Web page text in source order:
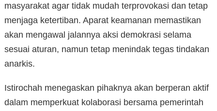
masyarakat agar tidak mudah terprovokasi dan tetap
menjaga ketertiban. Aparat keamanan memastikan
akan mengawal jalannya aksi demokrasi selama
sesuai aturan, namun tetap menindak tegas tindakan
anarkis.
Istirochah menegaskan pihaknya akan berperan aktif
dalam memperkuat kolaborasi bersama pemerintah